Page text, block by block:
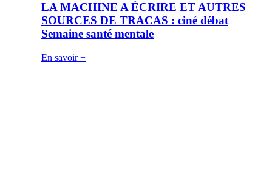
LA MACHINE A ÉCRIRE ET AUTRES
SOURCES DE TRACAS : ciné débat
Semaine santé mentale
En savoir +